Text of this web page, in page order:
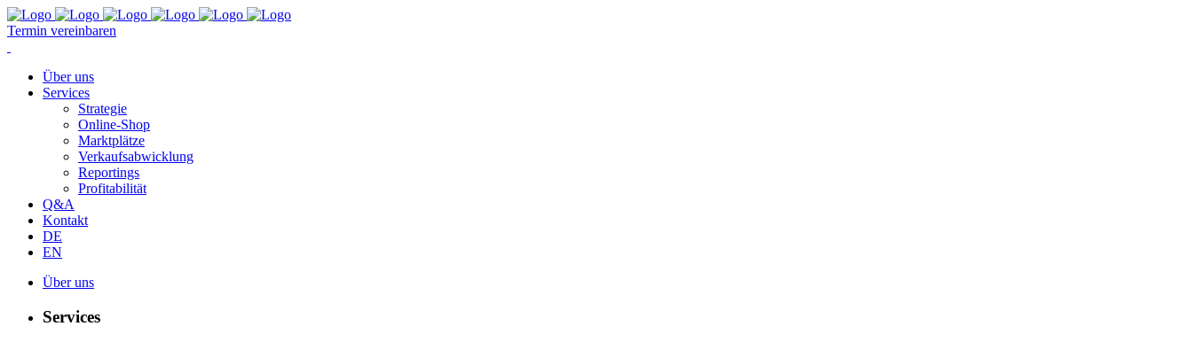
Termin vereinbaren
Über uns
Services
Strategie
Online-Shop
Marktplätze
Verkaufsabwicklung
Reportings
Profitabilität
Q&A
Kontakt
DE
EN
Über uns
Services